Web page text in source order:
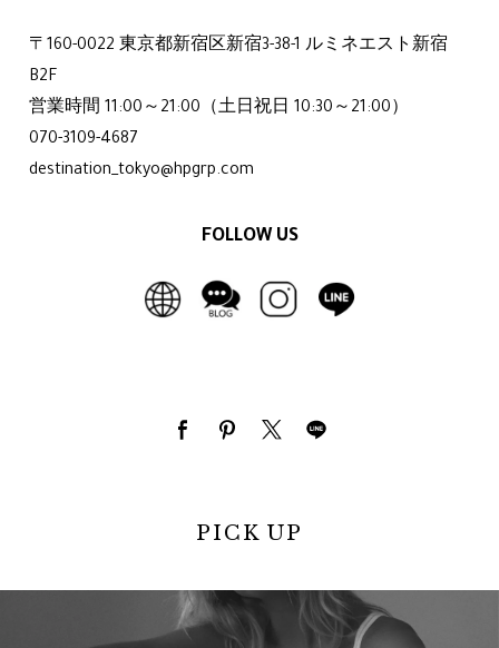
〒160-0022 東京都新宿区新宿3-38-1 ルミネエスト新宿
B2F
営業時間 11:00～21:00（土日祝日 10:30～21:00）
070-3109-4687
destination_tokyo@hpgrp.com
FOLLOW US
PICK UP